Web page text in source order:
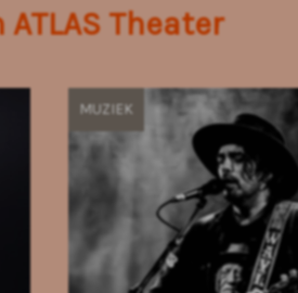
Theater
MUZIEK